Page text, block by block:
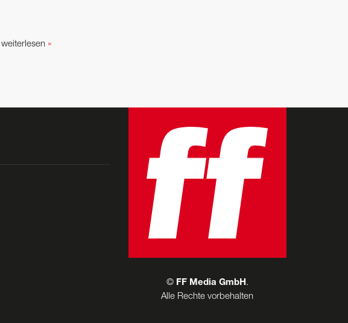
weiterlesen »
© FF Media GmbH .
Alle Rechte vorbehalten